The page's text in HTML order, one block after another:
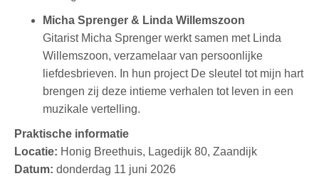
Micha Sprenger & Linda Willemszoon
Gitarist Micha Sprenger werkt samen met Linda
Willemszoon, verzamelaar van persoonlijke
liefdesbrieven. In hun project De sleutel tot mijn hart
brengen zij deze intieme verhalen tot leven in een
muzikale vertelling.
Praktische informatie
Locatie: Honig Breethuis, Lagedijk 80, Zaandijk
Datum: donderdag 11 juni 2026